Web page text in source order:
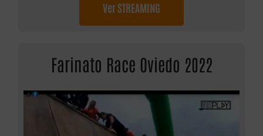
Ver STREAMING
Farinato Race Oviedo 2022